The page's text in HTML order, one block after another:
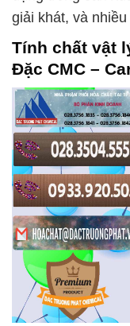
giải khát, và
Tính chất vật
Đặc CMC –